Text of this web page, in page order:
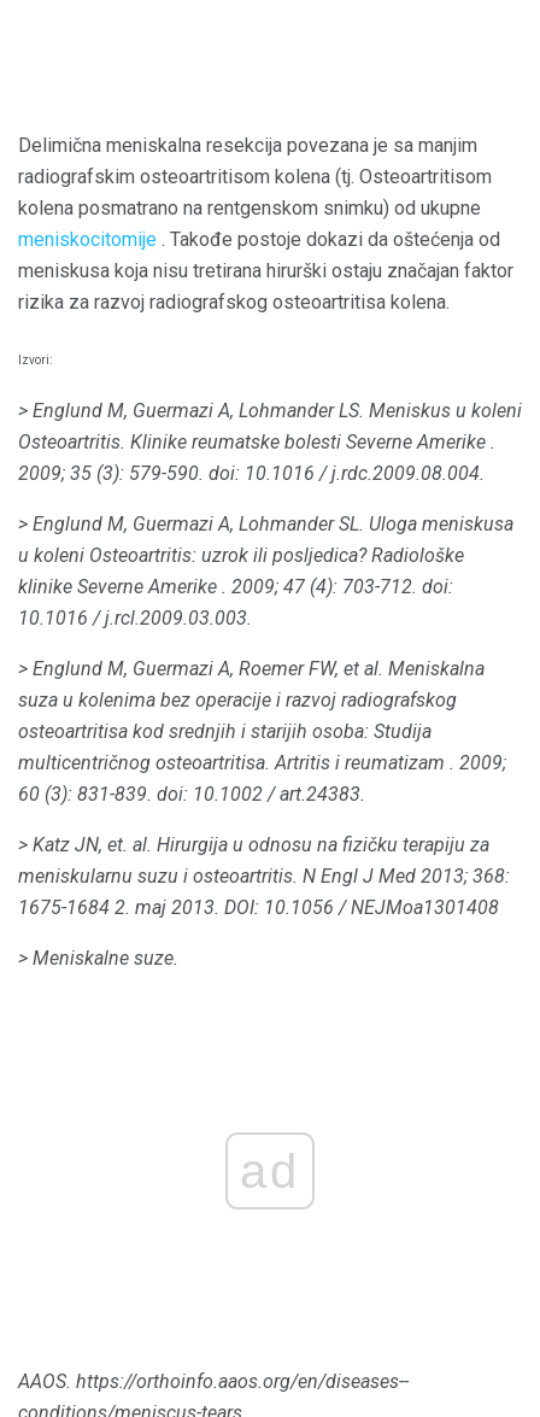
Delimična meniskalna resekcija povezana je sa manjim
radiografskim osteoartritisom kolena (tj. Osteoartritisom
kolena posmatrano na rentgenskom snimku) od ukupne
meniskocitomije . Takođe postoje dokazi da oštećenja od
meniskusa koja nisu tretirana hirurški ostaju značajan faktor
rizika za razvoj radiografskog osteoartritisa kolena.
Izvori:
> Englund M, Guermazi A, Lohmander LS. Meniskus u koleni
Osteoartritis. Klinike reumatske bolesti Severne Amerike .
2009; 35 (3): 579-590. doi: 10.1016 / j.rdc.2009.08.004.
> Englund M, Guermazi A, Lohmander SL. Uloga meniskusa
u koleni Osteoartritis: uzrok ili posljedica? Radiološke
klinike Severne Amerike . 2009; 47 (4): 703-712. doi:
10.1016 / j.rcl.2009.03.003.
> Englund M, Guermazi A, Roemer FW, et al. Meniskalna
suza u kolenima bez operacije i razvoj radiografskog
osteoartritisa kod srednjih i starijih osoba: Studija
multicentričnog osteoartritisa. Artritis i reumatizam . 2009;
60 (3): 831-839. doi: 10.1002 / art.24383.
> Katz JN, et. al. Hirurgija u odnosu na fizičku terapiju za
meniskularnu suzu i osteoartritis. N Engl J Med 2013; 368:
1675-1684 2. maj 2013. DOI: 10.1056 / NEJMoa1301408
> Meniskalne suze.
ad
AAOS. https://orthoinfo.aaos.org/en/diseases--